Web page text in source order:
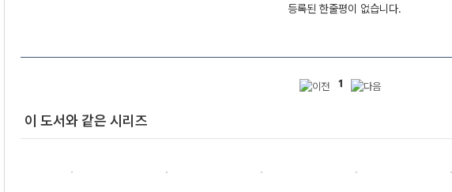
등록된 한줄평이 없습니다.
1
이 도서와 같은 시리즈